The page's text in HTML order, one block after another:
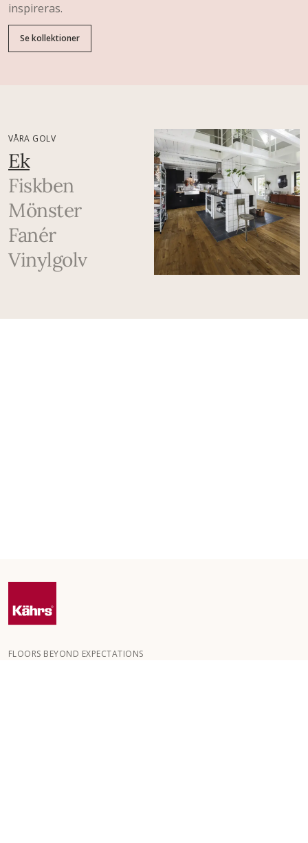
inspireras.
Se kollektioner
VÅRA GOLV
Ek
Fiskben
Mönster
Fanér
Vinylgolv
FLOORS BEYOND EXPECTATIONS